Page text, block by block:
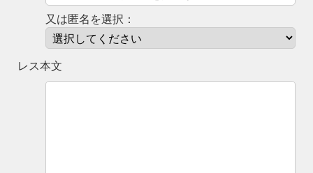
又は匿名を選択：
レス本文